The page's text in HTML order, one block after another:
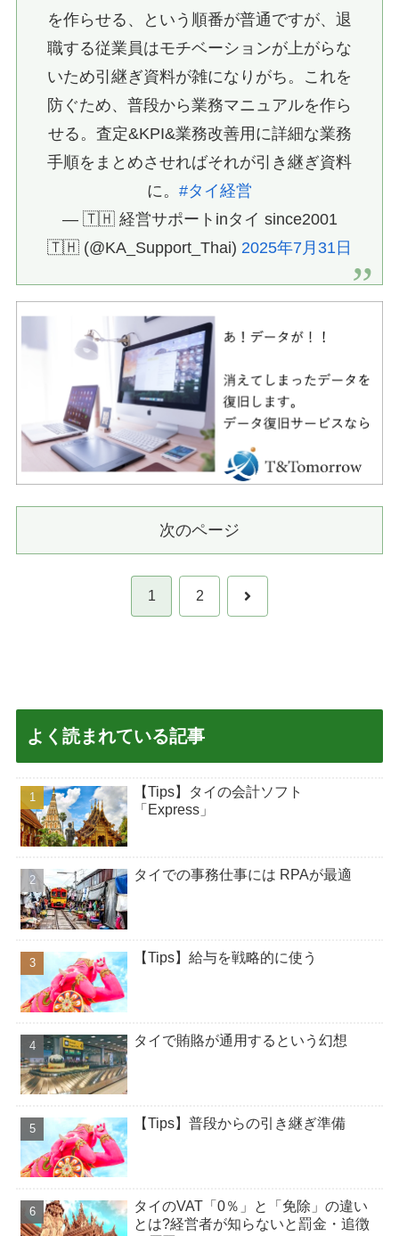
を作らせる、という順番が普通ですが、退
職する従業員はモチベーションが上がらな
いため引継ぎ資料が雑になりがち。これを
防ぐため、普段から業務マニュアルを作ら
せる。査定&KPI&業務改善用に詳細な業務
手順をまとめさせればそれが引き継ぎ資料
に。 #タイ経営
— 🇹🇭 経営サポートinタイ since2001
🇹🇭 (@KA_Support_Thai) 2025年7月31日
次のページ
1 2 次
よく読まれている記事
【Tips】タイの会計ソフト
「Express」
タイでの事務仕事には RPAが最適
【Tips】給与を戦略的に使う
タイで賄賂が通用するという幻想
【Tips】普段からの引き継ぎ準備
タイのVAT「0％」と「免除」の違い
とは?経営者が知らないと罰金・追徴